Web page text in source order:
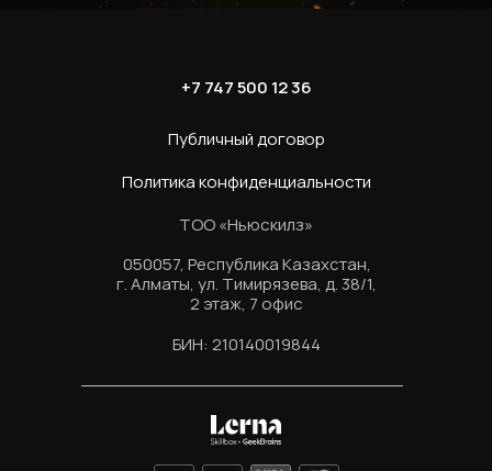
+7 747 500 12 36
Публичный договор
Политика конфиденциальности
ТОО «Ньюскилз»
050057, Республика Казахстан,
г. Алматы, ул. Тимирязева, д. 38/1,
2 этаж, 7 офис
БИН: 210140019844